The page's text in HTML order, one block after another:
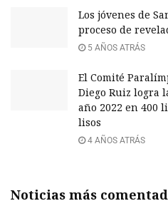
Los jóvenes de
proceso de
5 AÑOS ATRÁS
El Comité
Diego Ruiz logra
año 2022 en 400
lisos
4 AÑOS ATRÁS
Noticias más